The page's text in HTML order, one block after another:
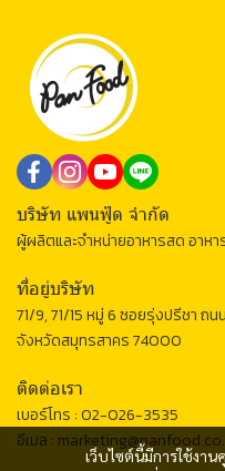
เว็บไซต์นี้มีการใช้งา
บริษัท แพนฟู้ด จำกัด
ผู้ผลิตและจำหน่ายอาหารสด อาห
ที่อยู่บริษัท
71/9, 71/15 หมู่ 6 ซอยรุ่งปรีชา ถ
จังหวัดสมุทรสาคร 74000
ติดต่อเรา
เบอร์โทร :02-026-3535
อีเมล :